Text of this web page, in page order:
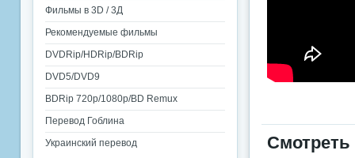
Фильмы в 3D / 3Д
Рекомендуемые фильмы
DVDRip/HDRip/BDRip
DVD5/DVD9
BDRip 720p/1080p/BD Remux
Перевод Гоблина
Украинский перевод